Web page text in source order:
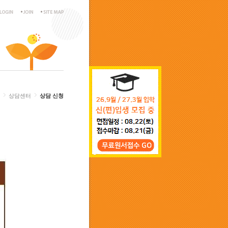
상담센터 상담 신청